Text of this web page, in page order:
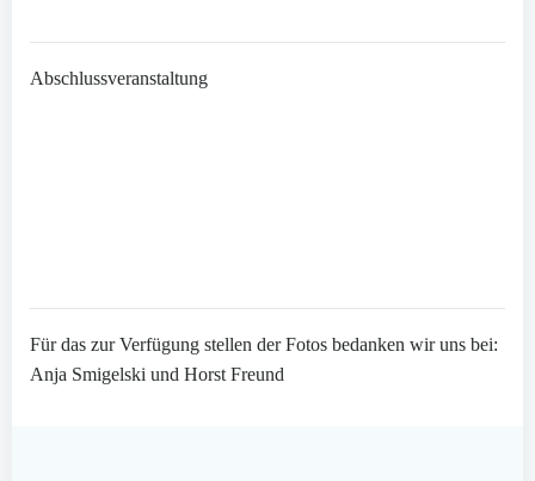
Abschlussveranstaltung
Für das zur Verfügung stellen der Fotos bedanken wir uns bei:
Anja Smigelski und Horst Freund